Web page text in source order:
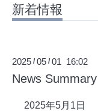
新着情報
2025 /05 /01 16:02
News Summary
2025年5月1 日